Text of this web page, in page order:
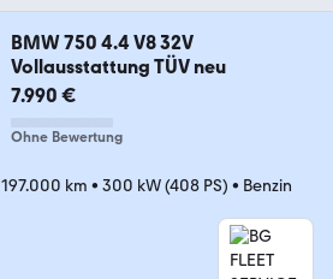
BMW 750 4.4 V8 32V
Vollausstattung TÜV neu
7.990 €
Ohne Bewertung
197.000 km • 300 kW (408 PS) • Benzin